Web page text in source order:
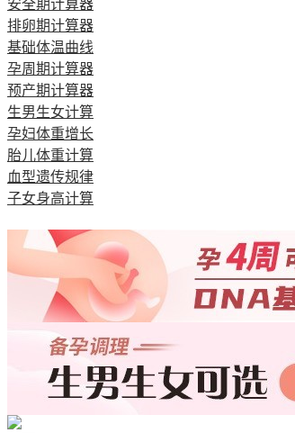
安全期计算器
排卵期计算器
基础体温曲线
孕周期计算器
预产期计算器
生男生女计算
孕妇体重增长
胎儿体重计算
血型遗传规律
子女身高计算